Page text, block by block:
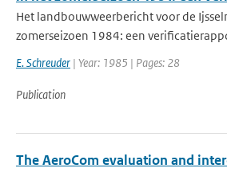
Het landbouwweerbericht voor de
zomerseizoen 1984: een
E. Schreuder | Year: 1985 | Pages: 28
Publication
The AeroCom evaluation and